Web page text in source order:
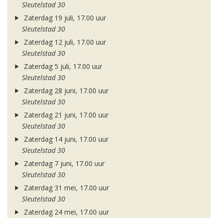
Sleutelstad 30
Zaterdag 19 juli, 17.00 uur
Sleutelstad 30
Zaterdag 12 juli, 17.00 uur
Sleutelstad 30
Zaterdag 5 juli, 17.00 uur
Sleutelstad 30
Zaterdag 28 juni, 17.00 uur
Sleutelstad 30
Zaterdag 21 juni, 17.00 uur
Sleutelstad 30
Zaterdag 14 juni, 17.00 uur
Sleutelstad 30
Zaterdag 7 juni, 17.00 uur
Sleutelstad 30
Zaterdag 31 mei, 17.00 uur
Sleutelstad 30
Zaterdag 24 mei, 17.00 uur